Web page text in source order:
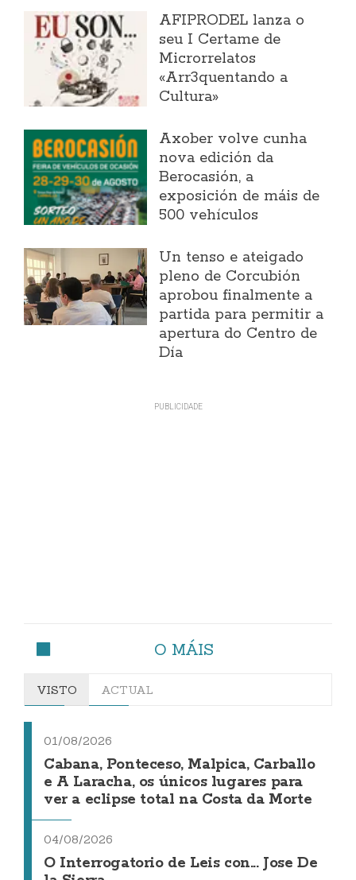
AFIPRODEL lanza o
seu I Certame de
Microrrelatos
«Arr3quentando a
Cultura»
Axober volve cunha
nova edición da
Berocasión, a
exposición de máis de
500 vehículos
Un tenso e ateigado
pleno de Corcubión
aprobou finalmente a
partida para permitir a
apertura do Centro de
Día
O MÁIS
VISTO ACTUAL
01/08/2026
Cabana, Ponteceso, Malpica, Carballo
e A Laracha, os únicos lugares para
ver a eclipse total na Costa da Morte
04/08/2026
O Interrogatorio de Leis con... Jose De